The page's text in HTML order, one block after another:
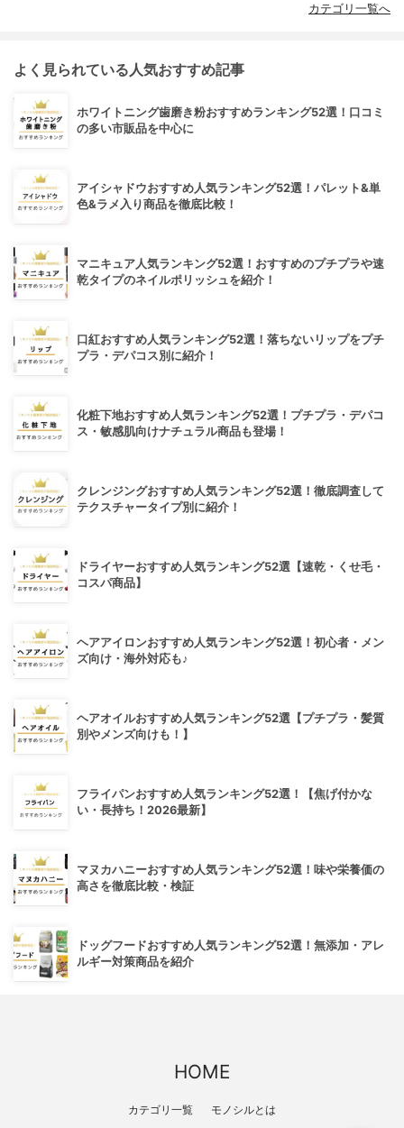
カテゴリ一覧へ
よく見られている人気おすすめ記事
ホワイトニング歯磨き粉おすすめランキング52選！口コミ
の多い市販品を中心に
アイシャドウおすすめ人気ランキング52選！パレット&単
色&ラメ入り商品を徹底比較！
マニキュア人気ランキング52選！おすすめのプチプラや速
乾タイプのネイルポリッシュを紹介！
口紅おすすめ人気ランキング52選！落ちないリップをプチ
プラ・デパコス別に紹介！
化粧下地おすすめ人気ランキング52選！プチプラ・デパコ
ス・敏感肌向けナチュラル商品も登場！
クレンジングおすすめ人気ランキング52選！徹底調査して
テクスチャータイプ別に紹介！
ドライヤーおすすめ人気ランキング52選【速乾・くせ毛・
コスパ商品】
ヘアアイロンおすすめ人気ランキング52選！初心者・メン
ズ向け・海外対応も♪
ヘアオイルおすすめ人気ランキング52選【プチプラ・髪質
別やメンズ向けも！】
フライパンおすすめ人気ランキング52選！【焦げ付かな
い・長持ち！2026最新】
マヌカハニーおすすめ人気ランキング52選！味や栄養価の
高さを徹底比較・検証
ドッグフードおすすめ人気ランキング52選！無添加・アレ
ルギー対策商品を紹介
HOME
カテゴリ一覧 モノシルとは